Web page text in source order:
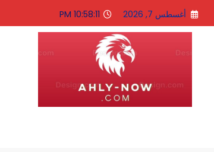
التجاوز
المحتوى
أغسطس 7, 2026 10:58:13 PM